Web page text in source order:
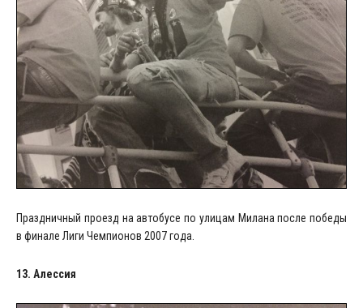
Праздничный проезд на автобусе по улицам Милана после победы
в финале Лиги Чемпионов 2007 года.
13. Алессия